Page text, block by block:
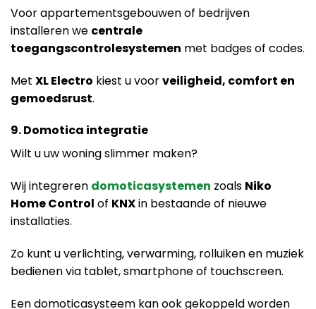
Voor appartementsgebouwen of bedrijven
installeren we centrale
toegangscontrolesystemen met badges of codes.
Met XL Electro kiest u voorveiligheid, comfort en
gemoedsrust.
9. Domotica integratie
Wilt u uw woning slimmer maken?
Wij integreren domoticasystemen zoals Niko
Home Control of KNXin bestaande of nieuwe
installaties.
Zo kunt u verlichting, verwarming, rolluiken en muziek
bedienen via tablet, smartphone of touchscreen.
Een domoticasysteem kan ook gekoppeld worden